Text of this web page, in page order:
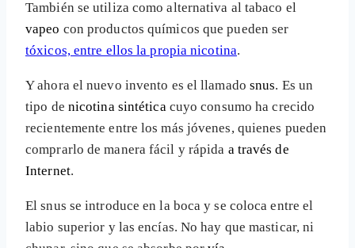
También se utiliza como alternativa al tabaco el
vapeo con productos químicos que pueden ser
tóxicos, entre ellos la propia nicotina.
Y ahora el nuevo invento es el llamado snus. Es un
tipo de nicotina sintéticacuyo consumo ha crecido
recientemente entre los más jóvenes, quienes pueden
comprarlo de manera fácil y rápida a través de
Internet.
El snus se introduce en la boca y se coloca entre el
labio superior y las encías. No hay que masticar, ni